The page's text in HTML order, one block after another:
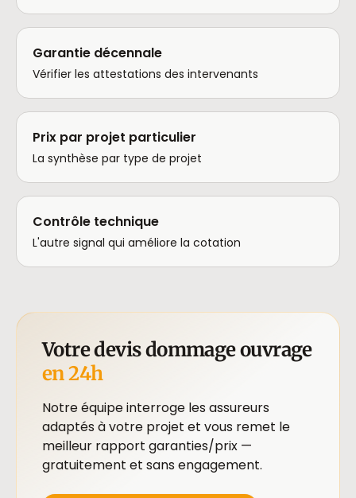
Garantie décennale
Vérifier les attestations des intervenants
Prix par projet particulier
La synthèse par type de projet
Contrôle technique
L'autre signal qui améliore la cotation
Votre devis dommage ouvrage
en 24h
Notre équipe interroge les assureurs
adaptés à votre projet et vous remet le
meilleur rapport garanties/prix —
gratuitement et sans engagement.